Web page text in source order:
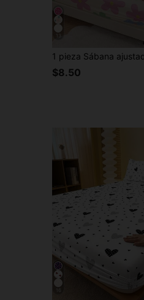
$8.50